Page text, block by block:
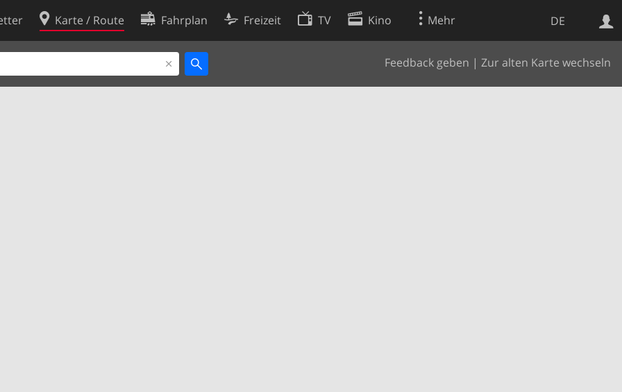
DE
Karte / Route Fahrplan Freizeit TV Kino Mehr
Feedback geben | Zur alten Karte wechseln
Websuche
Cookie-Richtlinie
Cookie-Einstellungen